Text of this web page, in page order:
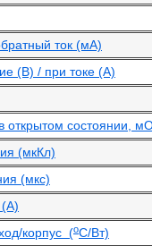
ток (мА)
(В) / при токе (А)
открытом состоянии,
(мкКл)
(мкс)
(А)
корпус (oС/Вт)